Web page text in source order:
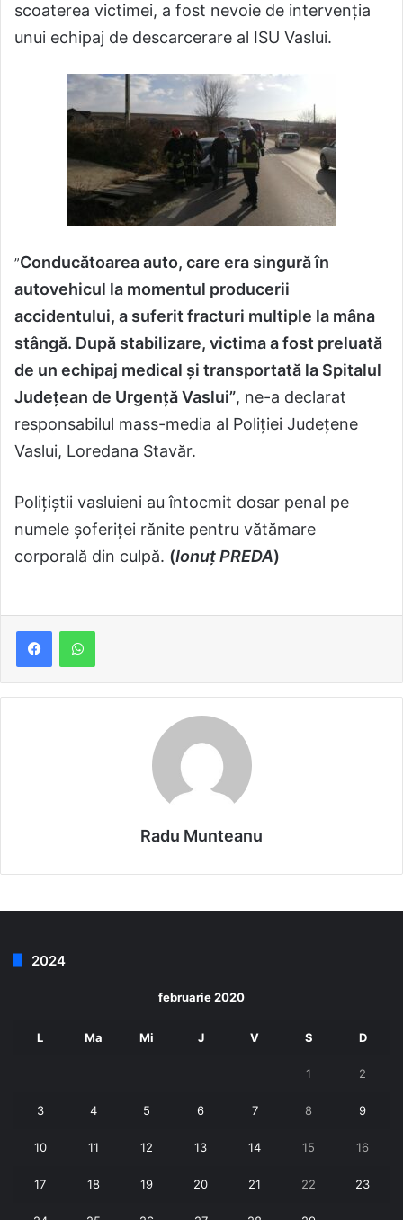
scoaterea victimei, a fost nevoie de intervenția
unui echipaj de descarcerare al ISU Vaslui.
”Conducătoarea auto, care era singură în
autovehicul la momentul producerii
accidentului, a suferit fracturi multiple la mâna
stângă. După stabilizare, victima a fost preluată
de un echipaj medical și transportată la Spitalul
Județean de Urgență Vaslui”, ne-a declarat
responsabilul mass-media al Poliției Județene
Vaslui, Loredana Stavăr.
Polițiștii vasluieni au întocmit dosar penal pe
numele șoferiței rănite pentru vătămare
corporală din culpă. (Ionuț PREDA)
Radu Munteanu
2024
februarie 2020
L Ma Mi J V S D
1 2
3 4 5 6 7 8 9
10 11 12 13 14 15 16
17 18 19 20 21 22 23